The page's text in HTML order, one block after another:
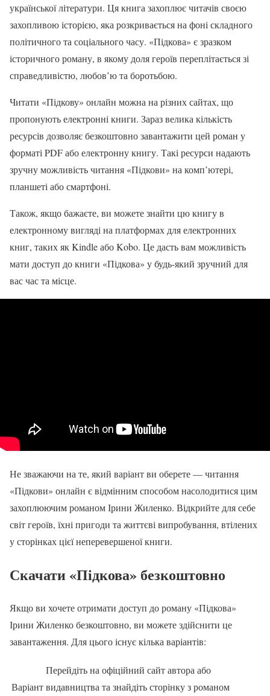
української літератури. Ця книга захоплює читачів своєю
захопливою історією, яка розкривається на фоні складного
політичного та соціального часу. «Підкова» є зразком
історичного роману, в якому доля героїв переплітається зі
справедливістю, любов’ю та боротьбою.
Читати «Підкову» онлайн можна на різних сайтах, що
пропонують електронні книги. Зараз велика кількість
ресурсів дозволяє безкоштовно завантажити цей роман у
форматі PDF або електронну книгу. Такі ресурси надають
зручну можливість читання «Підкови» на комп’ютері,
планшеті або смартфоні.
Також, якщо бажаєте, ви можете знайти цю книгу в
електронному вигляді на платформах для електронних
книг, таких як Kindle або Kobo. Це дасть вам можливість
мати доступ до книги «Підкова» у будь-який зручний для
вас час та місце.
Не зважаючи на те, який варіант ви оберете — читання
«Підкови» онлайн є відмінним способом насолодитися цим
захоплюючим романом Ірини Жиленко. Відкрийте для себе
світ героїв, їхні пригоди та життєві випробування, втілених
у сторінках цієї неперевершеної книги.
Скачати«Підкова» безкоштовно
Якщо ви хочете отримати доступ до роману «Підкова»
Ірини Жиленко безкоштовно, ви можете здійснити це
завантаження. Для цього існує кілька варіантів:
Варіант
Перейдіть на офіційний сайт автора або
видавництва та знайдіть сторінку з романом